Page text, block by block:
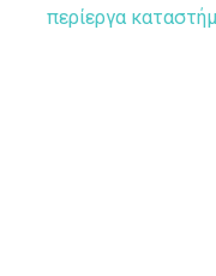
περίεργα